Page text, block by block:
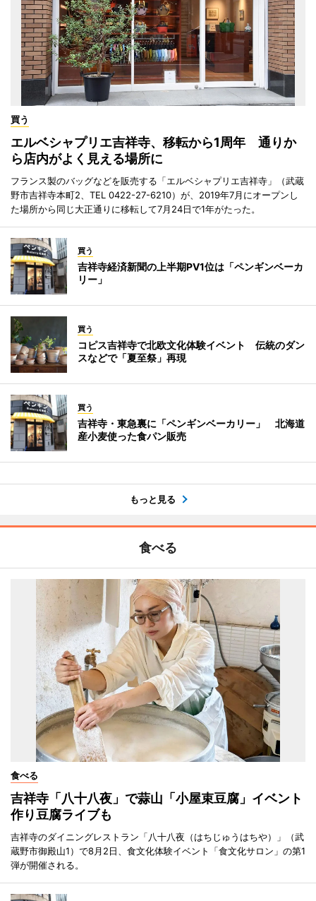
買う
エルベシャプリエ吉祥寺、移転から1周年 通りか
ら店内がよく見える場所に
フランス製のバッグなどを販売する「エルベシャプリエ吉祥寺」（武蔵
野市吉祥寺本町2、TEL 0422-27-6210）が、2019年7月にオープンし
た場所から同じ大正通りに移転して7月24日で1年がたった。
買う
吉祥寺経済新聞の上半期PV1位は「ペンギンベーカ
リー」
買う
コピス吉祥寺で北欧文化体験イベント 伝統のダン
スなどで「夏至祭」再現
買う
吉祥寺・東急裏に「ペンギンベーカリー」 北海道
産小麦使った食パン販売
もっと見る
食べる
食べる
吉祥寺「八十八夜」で蒜山「小屋束豆腐」イベント
作り豆腐ライブも
吉祥寺のダイニングレストラン「八十八夜（はちじゅうはちや）」（武
蔵野市御殿山1）で8月2日、食文化体験イベント「食文化サロン」の第1
弾が開催される。